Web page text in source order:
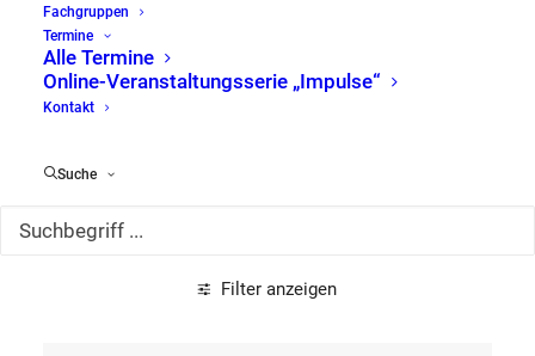
Fachgruppen
Termine
Alle Termine
Online-Veranstaltungsserie „Impulse“
Kontakt
Suche
Filter anzeigen